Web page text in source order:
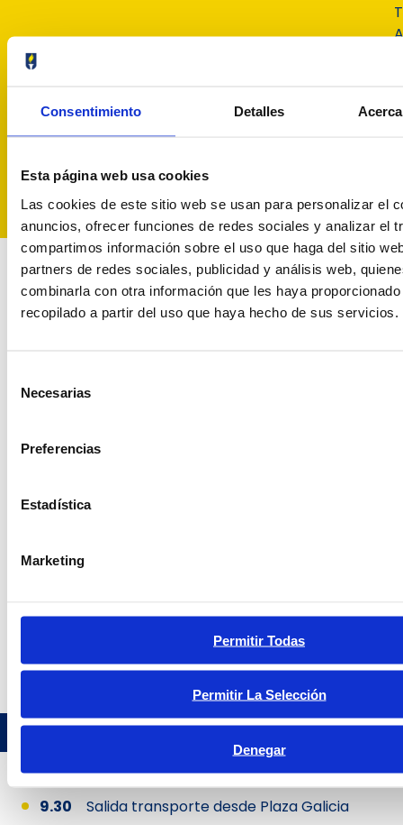
Consentimiento Detalles
Esta página web usa cookies
Las cookies de este sitio web se usan para personalizar el
anuncios, ofrecer funciones de redes sociales y analizar el
compartimos información sobre el uso que haga del sitio
partners de redes sociales, publicidad y análisis web,
combinarla con otra información que les haya
recopilado a partir del uso que haya hecho de sus servicios.
Necesarias
Preferencias
Estadística
Marketing
Permitir Todas
Permitir La Selección
Denegar
o
INFORMACIÓN
DE INTERÉS
HORARIO TIPO DE UNA JORNADA
9.30 Salida transporte desde Plaza Galicia